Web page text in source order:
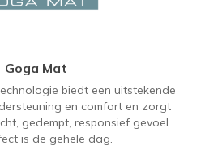
Goga Mat
biedt een uitstekende
en comfort en zorgt
gedempt, responsief gevoel
is de gehele dag.